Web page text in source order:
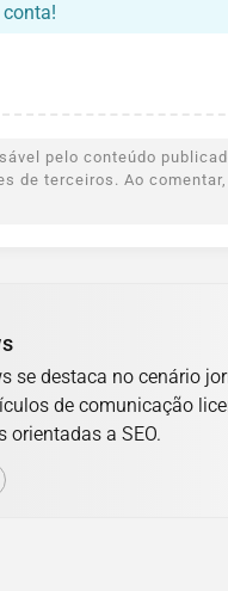
pelo conteúdo
de terceiros. Ao
se destaca no cenário
de comunicação
orientadas a SEO.